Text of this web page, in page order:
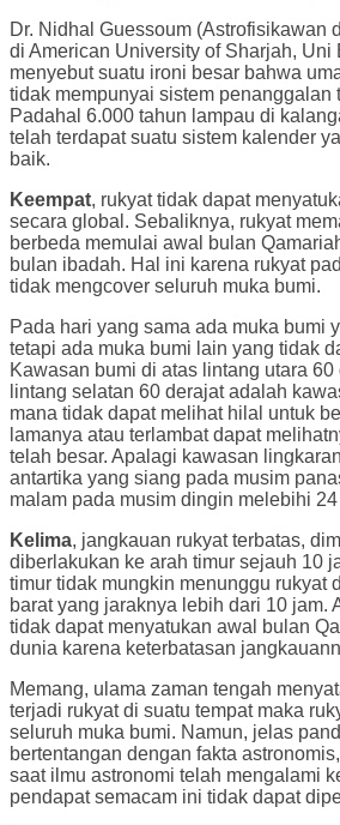
Dr. Nidhal Guessoum (Astrofisikawan
di American University of Sharjah, Uni
menyebut suatu ironi besar bahwa
tidak mempunyai sistem penanggalan
Padahal 6.000 tahun lampau di
telah terdapat suatu sistem kalender
baik.
Keempat, rukyat tidak dapat
secara global. Sebaliknya, rukyat
berbeda memulai awal bulan
bulan ibadah. Hal ini karena rukyat
tidak mengcover seluruh muka bumi.
Pada hari yang sama ada muka bumi
tetapi ada muka bumi lain yang tidak
Kawasan bumi di atas lintang utara
lintang selatan 60 derajat adalah
mana tidak dapat melihat hilal untuk
lamanya atau terlambat dapat
telah besar. Apalagi kawasan
antartika yang siang pada musim
malam pada musim dingin melebihi 24
Kelima, jangkauan rukyat terbatas,
diberlakukan ke arah timur sejauh 10
timur tidak mungkin menunggu rukyat
barat yang jaraknya lebih dari 10 jam.
tidak dapat menyatukan awal bulan
dunia karena keterbatasan
Memang, ulama zaman tengah
terjadi rukyat di suatu tempat maka
seluruh muka bumi. Namun, jelas
bertentangan dengan fakta
saat ilmu astronomi telah mengalami
pendapat semacam ini tidak dapat